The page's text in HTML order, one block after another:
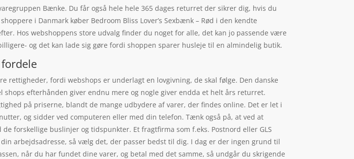
Bænke. Du får også hele hele 365 dages returret der sikrer dig, hvis du
i Danmark køber Bedroom Bliss Lover’s Sexbænk – Rød i den kendte
Hos webshoppens store udvalg finder du noget for alle, det kan jo passende være
og det kan lade sig gøre fordi shoppen sparer husleje til en almindelig butik.
rettigheder, fordi webshops er underlagt en lovgivning, de skal følge. Den danske
efterhånden giver endnu mere og nogle giver endda et helt års returret.
på priserne, blandt de mange udbydere af varer, der findes online. Det er let i
og sidder ved computeren eller med din telefon. Tænk også på, at ved at
forskellige buslinjer og tidspunkter. Et fragtfirma som f.eks. Postnord eller GLS
arbejdsadresse, så vælg det, der passer bedst til dig. I dag er der ingen grund til
når du har fundet dine varer, og betal med det samme, så undgår du skrigende